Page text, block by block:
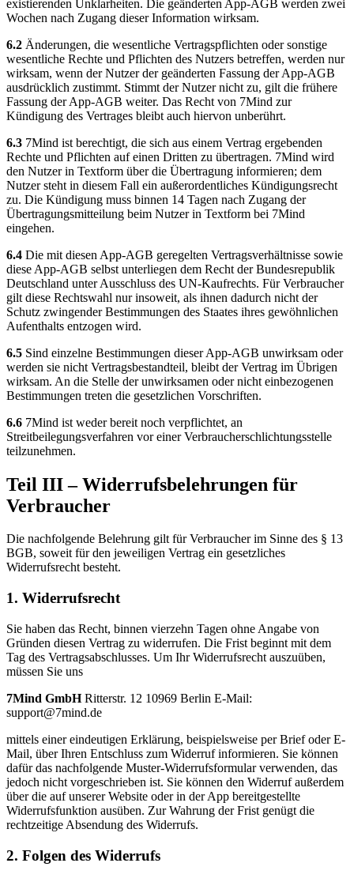
existierenden Unklarheiten. Die geänderten App-AGB werden zwei
Wochen nach Zugang dieser Information wirksam.
6.2 Änderungen, die wesentliche Vertragspflichten oder sonstige
wesentliche Rechte und Pflichten des Nutzers betreffen, werden nur
wirksam, wenn der Nutzer der geänderten Fassung der App-AGB
ausdrücklich zustimmt. Stimmt der Nutzer nicht zu, gilt die frühere
Fassung der App-AGB weiter. Das Recht von 7Mind zur
Kündigung des Vertrages bleibt auch hiervon unberührt.
6.3 7Mind ist berechtigt, die sich aus einem Vertrag ergebenden
Rechte und Pflichten auf einen Dritten zu übertragen. 7Mind wird
den Nutzer in Textform über die Übertragung informieren; dem
Nutzer steht in diesem Fall ein außerordentliches Kündigungsrecht
zu. Die Kündigung muss binnen 14 Tagen nach Zugang der
Übertragungsmitteilung beim Nutzer in Textform bei 7Mind
eingehen.
6.4 Die mit diesen App-AGB geregelten Vertragsverhältnisse sowie
diese App-AGB selbst unterliegen dem Recht der Bundesrepublik
Deutschland unter Ausschluss des UN-Kaufrechts. Für Verbraucher
gilt diese Rechtswahl nur insoweit, als ihnen dadurch nicht der
Schutz zwingender Bestimmungen des Staates ihres gewöhnlichen
Aufenthalts entzogen wird.
6.5 Sind einzelne Bestimmungen dieser App-AGB unwirksam oder
werden sie nicht Vertragsbestandteil, bleibt der Vertrag im Übrigen
wirksam. An die Stelle der unwirksamen oder nicht einbezogenen
Bestimmungen treten die gesetzlichen Vorschriften.
6.6 7Mind ist weder bereit noch verpflichtet, an
Streitbeilegungsverfahren vor einer Verbraucherschlichtungsstelle
teilzunehmen.
Teil III – Widerrufsbelehrungen für
Verbraucher
Die nachfolgende Belehrung gilt für Verbraucher im Sinne des § 13
BGB, soweit für den jeweiligen Vertrag ein gesetzliches
Widerrufsrecht besteht.
1. Widerrufsrecht
Sie haben das Recht, binnen vierzehn Tagen ohne Angabe von
Gründen diesen Vertrag zu widerrufen. Die Frist beginnt mit dem
Tag des Vertragsabschlusses. Um Ihr Widerrufsrecht auszuüben,
müssen Sie uns
7Mind GmbHRitterstr. 12 10969 Berlin E-Mail:
support@7mind.de
mittels einer eindeutigen Erklärung, beispielsweise per Brief oder E-
Mail, über Ihren Entschluss zum Widerruf informieren. Sie können
dafür das nachfolgende Muster-Widerrufsformular verwenden, das
jedoch nicht vorgeschrieben ist. Sie können den Widerruf außerdem
über die auf unserer Website oder in der App bereitgestellte
Widerrufsfunktion ausüben. Zur Wahrung der Frist genügt die
rechtzeitige Absendung des Widerrufs.
2. Folgen des Widerrufs